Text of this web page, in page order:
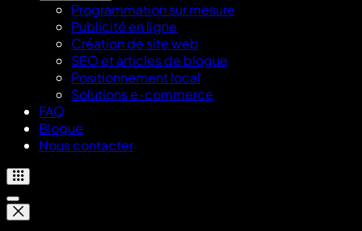
Programmation sur mesure
Publicité en ligne
Création de site web
SEO et articles de blogue
Positionnement local
Solutions e-commerce
FAQ
Blogue
Nous contacter